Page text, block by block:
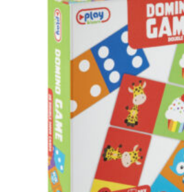
Dodaj u